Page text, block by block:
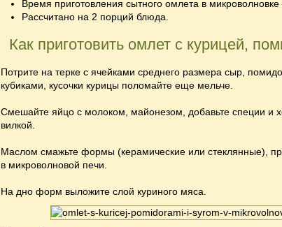
Время приготовления сытного омлета в микроволновке
Рассчитано на 2 порций блюда.
Как приготовить омлет с курицей,
Потрите на терке с ячейками среднего размера сыр,
кубиками, кусочки курицы поломайте еще мельче.
Смешайте яйцо с молоком, майонезом, добавьте специи и
вилкой.
Маслом смажьте формы (керамические или стеклянные),
в микроволновой печи.
На дно форм выложите слой куриного мяса.